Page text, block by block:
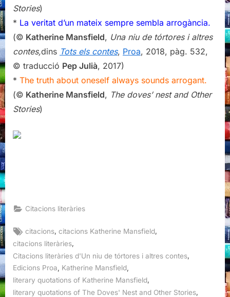
Stories)
* La veritat d’un mateix sempre sembla arrogància.
(© Katherine Mansfield, Una niu de tórtoresi altres
contes,dins Tots els contes, Proa, 2018, pàg. 532,
© traducció Pep Julià, 2017)
* The truth about oneself always sounds arrogant.
(© Katherine Mansfield, The doves’ nest and Other
Stories)
Citacions literàries
Tags:
citacions,citacions Katherine Mansfield,
citacions literàries
Citacions literàries d'Un niu de tórtores i altres contes
Edicions Proa
Katherine Mansfield
literary quotations of Katherine Mansfield,
literary quotations of The Doves' Nest and Other Stories